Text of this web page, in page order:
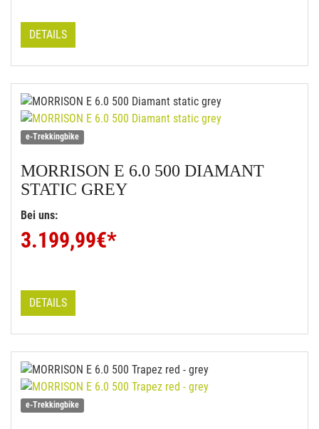
DETAILS
e-Trekkingbike
MORRISON E 6.0 500 DIAMANT
STATIC GREY
Bei uns:
3.199,99€*
DETAILS
e-Trekkingbike